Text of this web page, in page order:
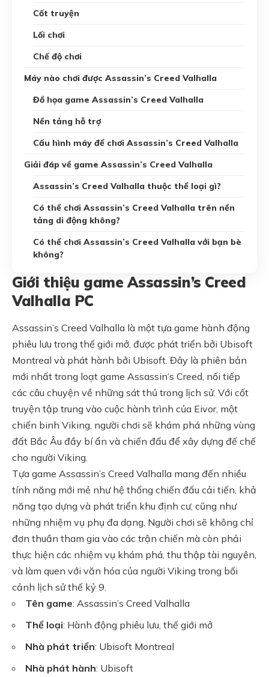
Cốt truyện
Lối chơi
Chế độ chơi
Máy nào chơi được Assassin’s Creed Valhalla
Đồ họa game Assassin’s Creed Valhalla
Nền tảng hỗ trợ
Cấu hình máy để chơi Assassin’s Creed Valhalla
Giải đáp về game Assassin’s Creed Valhalla
Assassin’s Creed Valhalla thuộc thể loại gì?
Có thể chơi Assassin’s Creed Valhalla trên nền
tảng di động không?
Có thể chơi Assassin’s Creed Valhalla với bạn bè
không?
Giới thiệu game Assassin’s Creed
Valhalla PC
Assassin’s Creed Valhalla là một tựa game hành động
phiêu lưu trong thế giới mở, được phát triển bởi Ubisoft
Montreal và phát hành bởi Ubisoft. Đây là phiên bản
mới nhất trong loạt game Assassin’s Creed, nối tiếp
các câu chuyện về những sát thủ trong lịch sử. Với cốt
truyện tập trung vào cuộc hành trình của Eivor, một
chiến binh Viking, người chơi sẽ khám phá những vùng
đất Bắc Âu đầy bí ẩn và chiến đấu để xây dựng đế chế
cho người Viking.
Tựa game Assassin’s Creed Valhalla mang đến nhiều
tính năng mới mẻ như hệ thống chiến đấu cải tiến, khả
năng tạo dựng và phát triển khu định cư, cũng như
những nhiệm vụ phụ đa dạng. Người chơi sẽ không chỉ
đơn thuần tham gia vào các trận chiến mà còn phải
thực hiện các nhiệm vụ khám phá, thu thập tài nguyên,
và làm quen với văn hóa của người Viking trong bối
cảnh lịch sử thế kỷ 9.
Tên game: Assassin’s Creed Valhalla
Thể loại: Hành động phiêu lưu, thế giới mở
Nhà phát triển: Ubisoft Montreal
Nhà phát hành: Ubisoft